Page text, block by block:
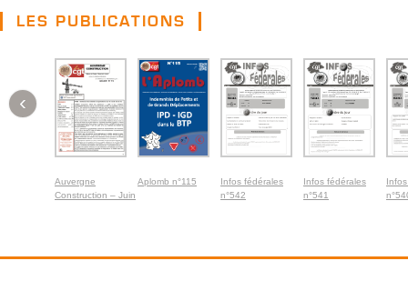
LES PUBLICATIONS
Auvergne
Construction – Juin
Aplomb n°115
Infos fédérales
n°542
Infos fédérales
n°541
‹